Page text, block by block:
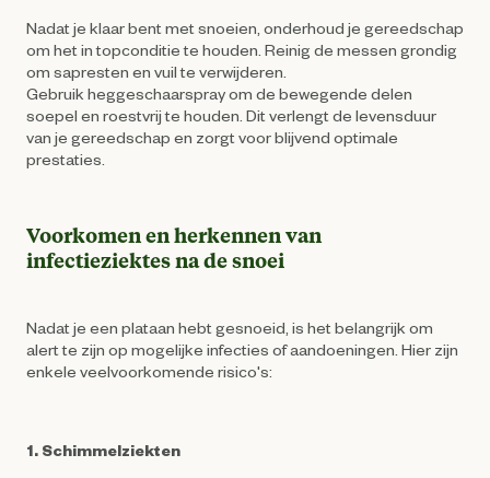
Nadat je klaar bent met snoeien, onderhoud je gereedschap
om het in topconditie te houden. Reinig de messen grondig
om sapresten en vuil te verwijderen.
Gebruik heggeschaarspray om de bewegende delen
soepel en roestvrij te houden. Dit verlengt de levensduur
van je gereedschap en zorgt voor blijvend optimale
prestaties.
Voorkomen en herkennen van
infectieziektes na de snoei
Nadat je een plataan hebt gesnoeid, is het belangrijk om
alert te zijn op mogelijke infecties of aandoeningen. Hier zijn
enkele veelvoorkomende risico's:
1. Schimmelziekten